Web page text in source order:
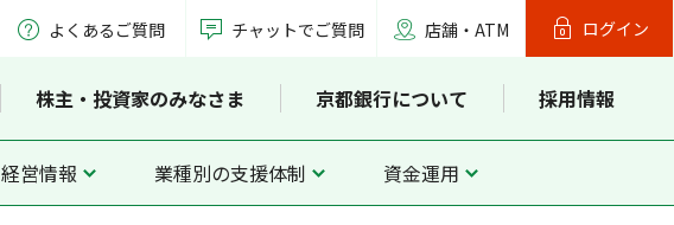
よくあるご質問 チャットでご質問 店舗・ATM ログイン
株主・投資家のみなさま 京都銀行について 採用情報
経営情報 業種別の支援体制 資金運用